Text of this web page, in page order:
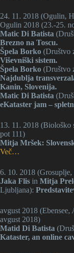
24. 11. 2018 (Ogulin,
Ogulin 2018 (23.-25.
Matic Di Batista
Brezno na Toscu.
Špela Borko (Društvo
Viševniški sistem.
Špela Borko (Društvo
Najdublja
Kanin, Slovenija.
Matic Di Batista
eKataster jam –
13. 11. 2018 (Biološko
pot 111)
Mitja Mršek:
Več…
6. 10. 2018
Jaka Flis in Mitja
Ljubljana):
avgust 2018
avgust 2018)
Matid Di Batista
Kataster, an online